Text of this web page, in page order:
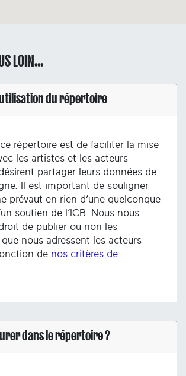
LOIN...
du répertoire
répertoire est de faciliter la mise
les artistes et les acteurs
partager leurs données de
Il est important de souligner
prévaut en rien d’une quelconque
soutien de l’ICB. Nous nous
de publier ou non les
nous adressent les acteurs
de nos critères de
dans le répertoire ?